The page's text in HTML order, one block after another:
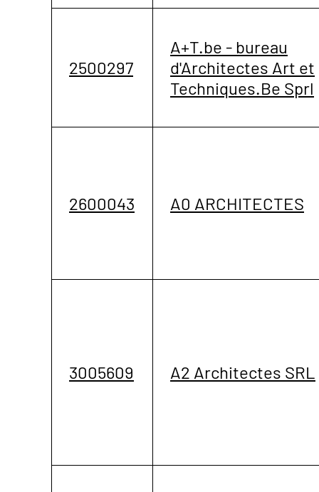
2500297
A+T.be - bureau
d'Architectes Art et
Techniques.Be Sprl
2600043 A0 ARCHITECTES
3005609 A2 Architectes SRL